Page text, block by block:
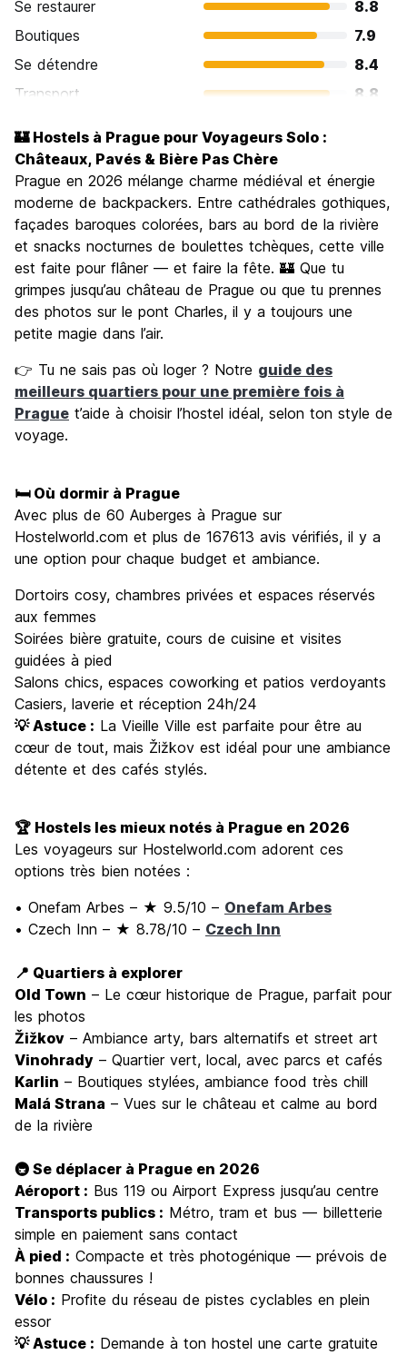
Se restaurer
8.8
Boutiques
7.9
Se détendre
8.4
Transport
8.8
Culture
Sortir le soir / faire la fête
8.6
Bonnes affaires
8.9
🏰 Hostels à Prague pour Voyageurs Solo :
Châteaux, Pavés & Bière Pas Chère
Prague en 2026 mélange charme médiéval et énergie
moderne de backpackers. Entre cathédrales gothiques,
façades baroques colorées, bars au bord de la rivière
et snacks nocturnes de boulettes tchèques, cette ville
est faite pour flâner — et faire la fête. 🏰 Que tu
grimpes jusqu’au château de Prague ou que tu prennes
des photos sur le pont Charles, il y a toujours une
petite magie dans l’air.
👉 Tu ne sais pas où loger ? Notre guide des
meilleurs quartiers pour une première fois à
Prague t’aide à choisir l’hostel idéal, selon ton style de
voyage.
🛏️ Où dormir à Prague
Avec plus de 60 Auberges à Prague sur
Hostelworld.com et plus de 167613 avis vérifiés, il y a
une option pour chaque budget et ambiance.
Dortoirs cosy, chambres privées et espaces réservés
aux femmes
Soirées bière gratuite, cours de cuisine et visites
guidées à pied
Salons chics, espaces coworking et patios verdoyants
Casiers, laverie et réception 24h/24
💡 Astuce : La Vieille Ville est parfaite pour être au
cœur de tout, mais Žižkov est idéal pour une ambiance
détente et des cafés stylés.
🏆 Hostels les mieux notés à Prague en 2026
Les voyageurs sur Hostelworld.com adorent ces
options très bien notées :
• Onefam Arbes – ★ 9.5/10 – Onefam Arbes
• Czech Inn – ★ 8.78/10 – Czech Inn
📍 Quartiers à explorer
Old Town – Le cœur historique de Prague, parfait pour
les photos
Žižkov – Ambiance arty, bars alternatifs et street art
Vinohrady – Quartier vert, local, avec parcs et cafés
Karlin – Boutiques stylées, ambiance food très chill
Malá Strana – Vues sur le château et calme au bord
de la rivière
🚇 Se déplacer à Prague en 2026
Aéroport : Bus 119 ou Airport Express jusqu’au centre
Transports publics : Métro, tram et bus — billetterie
simple en paiement sans contact
À pied : Compacte et très photogénique — prévois de
bonnes chaussures !
Vélo : Profite du réseau de pistes cyclables en plein
essor
💡 Astuce : Demande à ton hostel une carte gratuite